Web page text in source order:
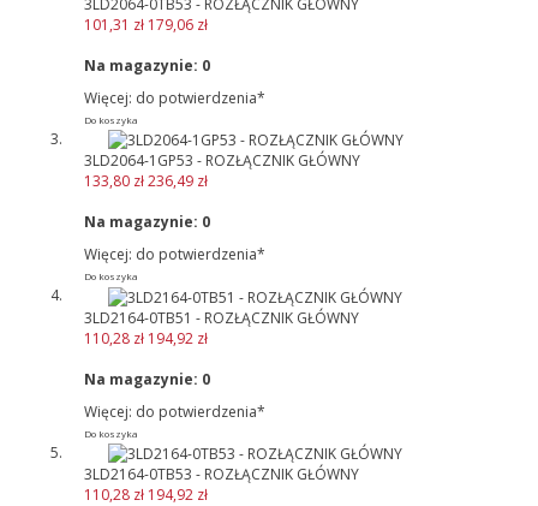
3LD2064-0TB53 - ROZŁĄCZNIK GŁÓWNY
101,31 zł 179,06 zł
Na magazynie: 0
Więcej: do potwierdzenia*
Do koszyka
3LD2064-1GP53 - ROZŁĄCZNIK GŁÓWNY
133,80 zł236,49 zł
Na magazynie: 0
Więcej: do potwierdzenia*
Do koszyka
3LD2164-0TB51 - ROZŁĄCZNIK GŁÓWNY
110,28 zł 194,92 zł
Na magazynie: 0
Więcej: do potwierdzenia*
Do koszyka
3LD2164-0TB53 - ROZŁĄCZNIK GŁÓWNY
110,28 zł 194,92 zł